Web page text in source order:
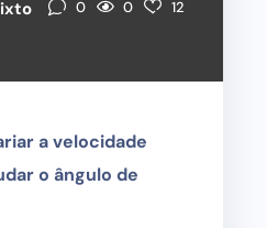
0 0 12
a velocidade
o ângulo de